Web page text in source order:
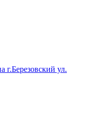
г.Березовский ул.